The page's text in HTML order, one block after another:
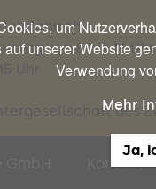
telefonisch
von 8 bis 16 Uhr
des
Kontakt
um
unserer Website
Verwendung
Mehr
Ja,